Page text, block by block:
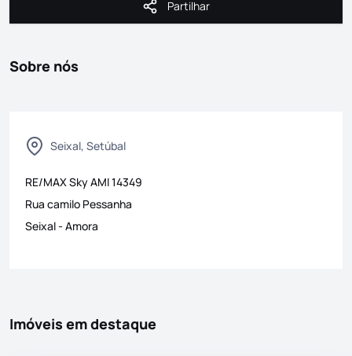
Partilhar
Partilhar
Sobre nós
Seixal, Setúbal
RE/MAX SkyAMI14349
Rua camilo Pessanha
Seixal- Amora
Imóveis em destaque